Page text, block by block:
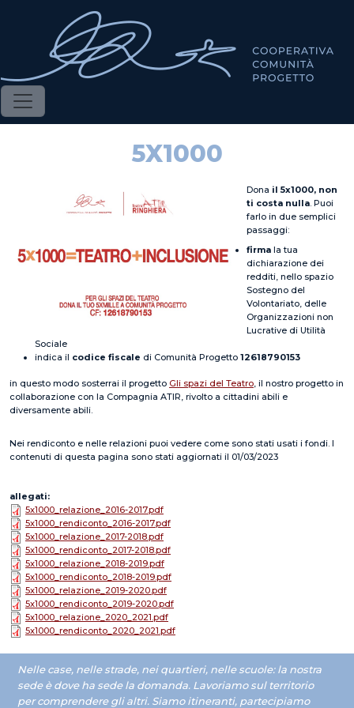
5X1000
Dona il 5x1000, non
ti costa nulla. Puoi
farlo in due semplici
passaggi:
firma la tua
dichiarazione dei
redditi, nello spazio
Sostegno del
Volontariato, delle
Organizzazioni non
Lucrative di Utilità
Sociale
indica il codice fiscale di Comunità Progetto 12618790153
in questo modo sosterrai il progetto Gli spazi del Teatro, il nostro progetto in
collaborazione con la Compagnia ATIR, rivolto a cittadini abili e
diversamente abili.
Nei rendiconto e nelle relazioni puoi vedere come sono stati usati i fondi. I
contenuti di questa pagina sono stati aggiornati il 01/03/2023
allegati
5x1000_relazione_2016-2017.pdf
5x1000_rendiconto_2016-2017.pdf
5x1000_relazione_2017-2018.pdf
5x1000_rendiconto_2017-2018.pdf
5x1000_relazione_2018-2019.pdf
5x1000_rendiconto_2018-2019.pdf
5x1000_relazione_2019-2020.pdf
5x1000_rendiconto_2019-2020.pdf
5x1000_relazione_2020_2021.pdf
5x1000_rendiconto_2020_2021.pdf
Nelle case, nelle strade, nei quartieri, nelle scuole: la nostra
sede è dove ha sede la domanda. Lavoriamosul territorio
per comprendere gli altri. Siamo itineranti, partecipiamo